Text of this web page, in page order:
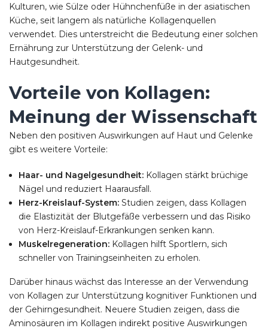
Kulturen, wie Sülze oder Hühnchenfüße in der asiatischen
Küche, seit langem als natürliche Kollagenquellen
verwendet. Dies unterstreicht die Bedeutung einer solchen
Ernährung zur Unterstützung der Gelenk- und
Hautgesundheit.
Vorteile von Kollagen:
Meinung der Wissenschaft
Neben den positiven Auswirkungen auf Haut und Gelenke
gibt es weitere Vorteile:
Haar- und Nagelgesundheit: Kollagen stärkt brüchige
Nägel und reduziert Haarausfall.
Herz-Kreislauf-System: Studien zeigen, dass Kollagen
die Elastizität der Blutgefäße verbessern und das Risiko
von Herz-Kreislauf-Erkrankungen senken kann.
Muskelregeneration: Kollagen hilft Sportlern, sich
schneller von Trainingseinheiten zu erholen.
Darüber hinaus wächst das Interesse an der Verwendung
von Kollagen zur Unterstützung kognitiver Funktionen und
der Gehirngesundheit. Neuere Studien zeigen, dass die
Aminosäuren im Kollagen indirekt positive Auswirkungen